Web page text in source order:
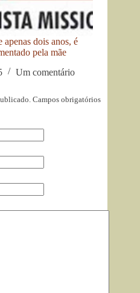
dois anos, é
pela mãe
Um comentário
Campos obrigatórios